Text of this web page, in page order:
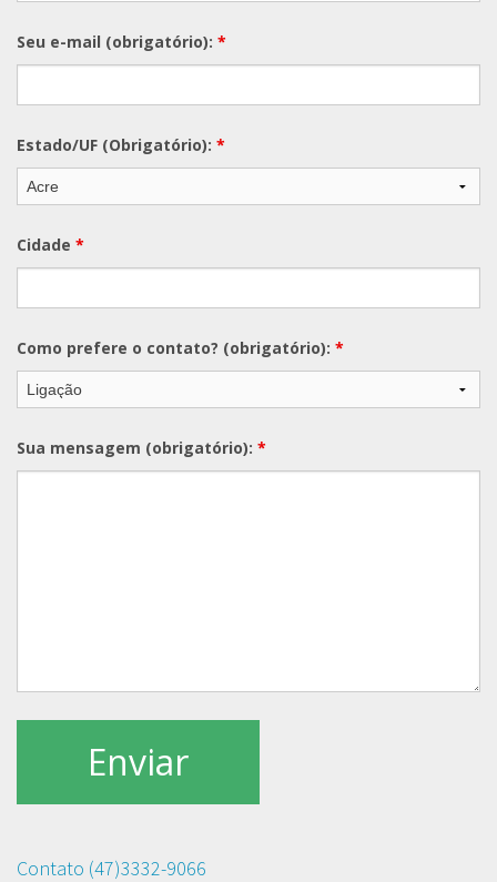
Seu e-mail (obrigatório): *
Estado/UF (Obrigatório): *
Cidade *
Como prefere o contato? (obrigatório): *
Sua mensagem (obrigatório): *
Contato (47)3332-9066